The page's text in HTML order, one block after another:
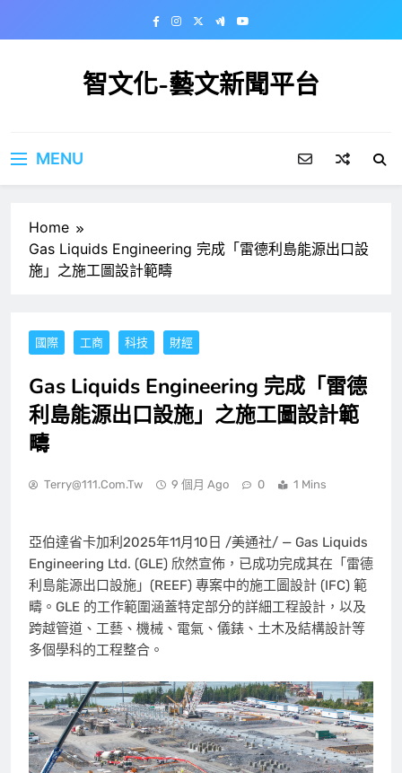
智文化-藝文新聞平台
MENU
Home
Gas Liquids Engineering 完成「雷德利島能源出口設
施」之施工圖設計範疇
國際 工商 科技 財經
Gas Liquids Engineering 完成「雷德
利島能源出口設施」之施工圖設計範
疇
Terry@111.com.tw 9 個月 Ago 0 1 Mins
亞伯達省卡加利 2025年11月10日 /美通社/ — Gas Liquids
Engineering Ltd. (GLE) 欣然宣佈，已成功完成其在「雷德
利島能源出口設施」(REEF) 專案中的施工圖設計 (IFC) 範
疇。GLE 的工作範圍涵蓋特定部分的詳細工程設計，以及
跨越管道、工藝、機械、電氣、儀錶、土木及結構設計等
多個學科的工程整合。